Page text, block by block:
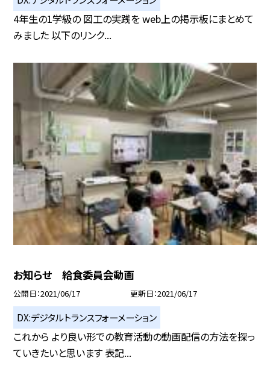
4年生の1学級の 図工の実践を web上の掲示板にまとめて
みました 以下のリンク...
お知らせ 給食委員会動画
公開日 2021/06/17 更新日 2021/06/17
DX:デジタルトランスフォーメーション
これから より良い形での教育活動の動画配信の方法を探っ
ていきたいと思います 表記...